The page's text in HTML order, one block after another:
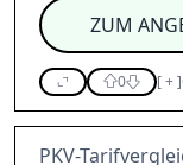
ZUM
0 [+]
PKV-